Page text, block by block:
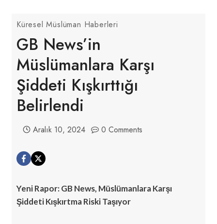
Küresel Müslüman Haberleri
GB News’in
Müslümanlara Karşı
Şiddeti Kışkırttığı
Belirlendi
Aralık 10, 2024 0 Comments
Yeni Rapor: GB News, Müslümanlara Karşı
Şiddeti Kışkırtma Riski Taşıyor